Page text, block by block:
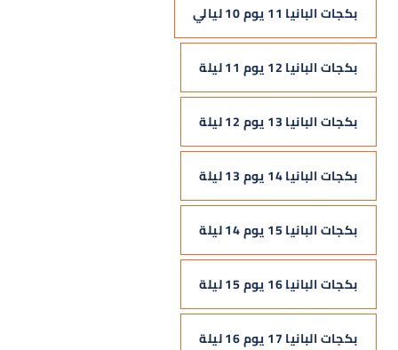
بكجات البانيا 11 يوم 10 ليالي
بكجات البانيا 12 يوم 11 ليلة
بكجات البانيا 13 يوم 12 ليلة
بكجات البانيا 14 يوم 13 ليلة
بكجات البانيا 15 يوم 14 ليلة
بكجات البانيا 16 يوم 15 ليلة
بكجات البانيا 17 يوم 16 ليلة